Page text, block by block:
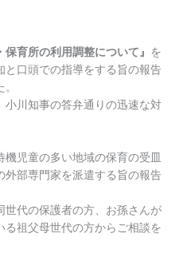
育所の利用調整について』
を
と口頭での指導をする旨の報告
川知事の答弁通りの迅速な対
児童の多い地域の保育の受皿
部専門家を派遣する旨の報告
代の保護者の方、お孫さんが
祖父母世代の方からご相談を